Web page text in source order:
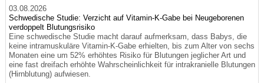
03.08.2026
Schwedische Studie: Verzicht auf Vitamin-K-Gabe bei Neugeborenen
verdoppelt Blutungsrisiko
Eine schwedische Studie macht darauf aufmerksam, dass Babys, die
keine intramuskuläre Vitamin-K-Gabe erhielten, bis zum Alter von sechs
Monaten eine um 52% erhöhtes Risiko für Blutungen jeglicher Art und
eine fast dreifach erhöhte Wahrscheinlichkeit für intrakranielle Blutungen
(Hirnblutung) aufwiesen.